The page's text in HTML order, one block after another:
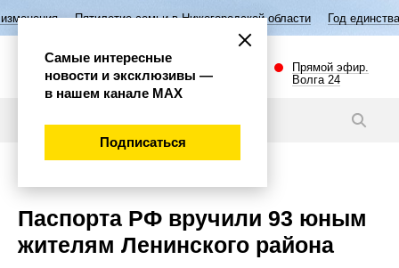
семьи в Нижегородской области Год единства народов России
Прямой эфир.
Волга 24
Паспорта РФ вручили 93 юным
жителям Ленинского района
Самые интересные
новости и эксклюзивы —
в нашем канале МАХ
Подписаться